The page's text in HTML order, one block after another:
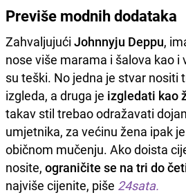
Previše modnih dodataka
Zahvaljujući Johnnyju Deppu,
nose više marama i šalova kao i
su teški. No jedna je stvar nositi
izgleda, a druga je izgledati kao
takav stil trebao odražavati
umjetnika, za većinu žena ipak
običnom mučenju. Ako doista
nosite, ograničite se na tri do
najviše cijenite, piše 24sata.